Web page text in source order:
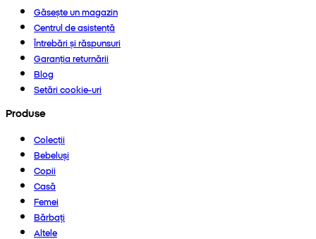
Găsește un magazin
Centrul de asistență
Întrebări și răspunsuri
Garanția returnării
Blog
Setări cookie-uri
Produse
Colecții
Bebeluși
Copii
Casă
Femei
Bărbați
Altele